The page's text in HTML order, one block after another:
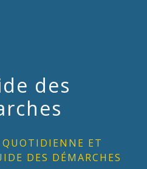
des
ET
DES DÉMARCHES